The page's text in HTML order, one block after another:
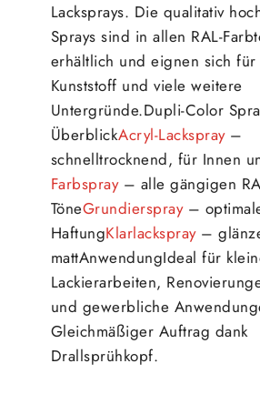
Lacksprays. Die qualitativ
Sprays sind in allen RAL-
erhältlich und eignen sich
Kunststoff und viele weitere
Untergründe.Dupli-Color
ÜberblickAcryl-Lackspray–
schnelltrocknend, für Innen
Farbspray– alle gängigen
TöneGrundierspray–
HaftungKlarlackspray–
mattAnwendungIdeal für
Lackierarbeiten,
und gewerbliche
Gleichmäßiger Auftrag dank
Drallsprühkopf.